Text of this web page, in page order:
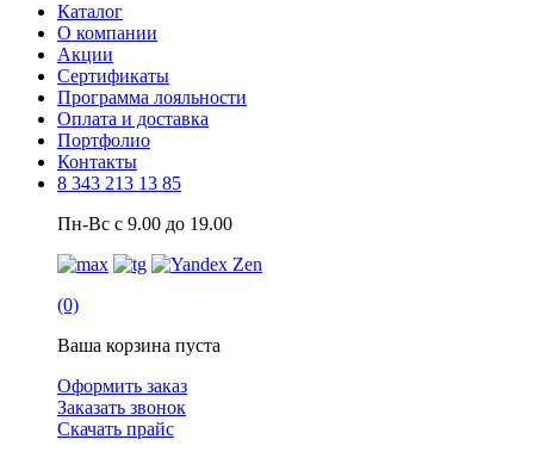
Каталог
О компании
Акции
Сертификаты
Программа лояльности
Оплата и доставка
Портфолио
Контакты
8 343 213 13 85
Пн-Вс с 9.00 до 19.00
(0)
Ваша корзина пуста
Оформить заказ
Заказать звонок
Скачать прайс